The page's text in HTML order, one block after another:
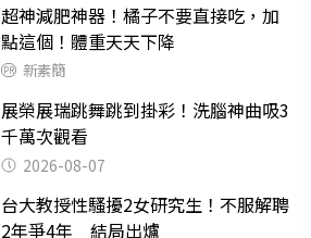
超神減肥神器！橘子不要直接吃，加
點這個！體重天天下降
新素簡
展榮展瑞跳舞跳到掛彩！洗腦神曲吸3
千萬次觀看
2026-08-07
台大教授性騷擾2女研究生！不服解聘
2年爭4年 結局出爐